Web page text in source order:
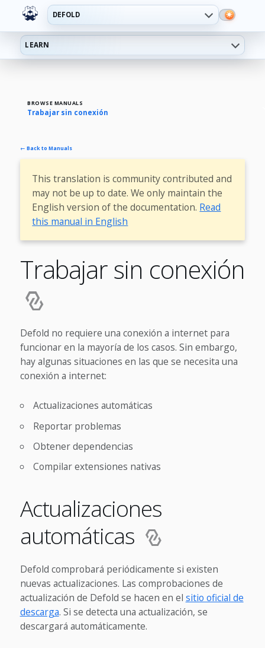
DEFOLD
LEARN
BROWSE MANUALS
Trabajar sin conexión
← Back to Manuals
This translation is community contributed and
may not be up to date. We only maintain the
English version of the documentation. Read
this manual in English
Trabajar sin conexión
Defold no requiere una conexión a internet para
funcionar en la mayoría de los casos. Sin embargo,
hay algunas situaciones en las que se necesita una
conexión a internet:
Actualizaciones automáticas
Reportar problemas
Obtener dependencias
Compilar extensiones nativas
Actualizaciones
automáticas
Defold comprobará periódicamente si existen
nuevas actualizaciones. Las comprobaciones de
actualización de Defold se hacen en el sitio oficial de
descarga. Si se detecta una actualización, se
descargará automáticamente.